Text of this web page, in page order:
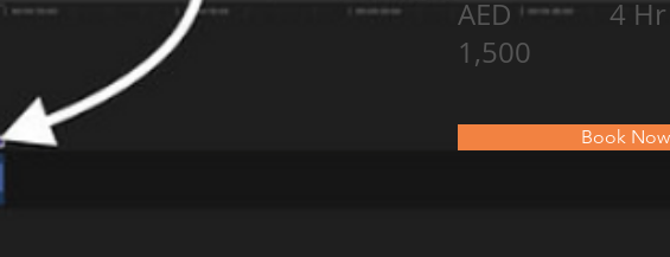
AED
1,500
4 Hr
Book Now